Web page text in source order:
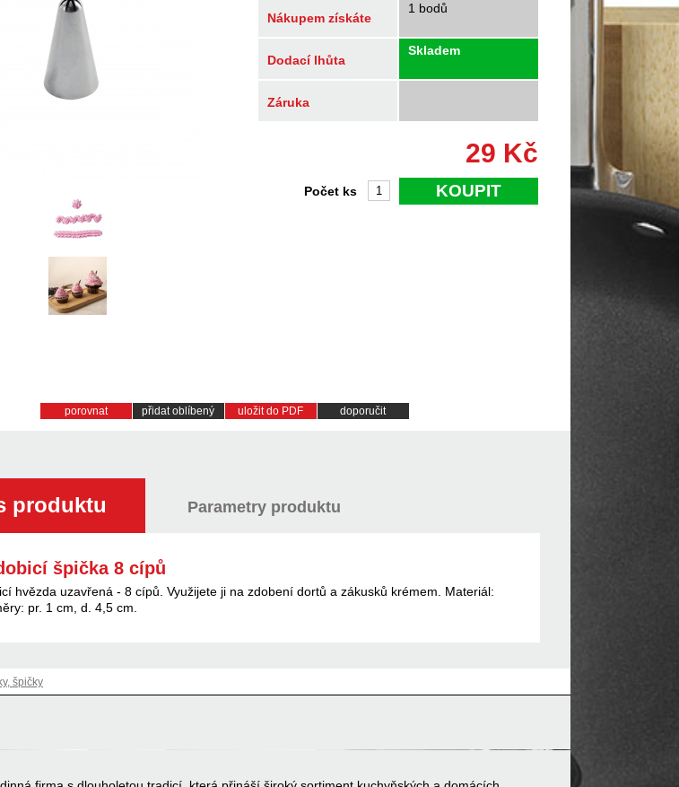
Nákupem získáte
1 bodů
Dodací lhůta
Skladem
Záruka
29 Kč
KOUPIT
Počet ks
porovnat přidat oblíbený uložit do PDF doporučit
produktu Parametry produktu
špička 8 cípů
hvězda uzavřená - 8 cípů. Využijete ji na zdobení dortů a zákusků krémem. Materiál:
pr. 1 cm, d. 4,5 cm.
špičky